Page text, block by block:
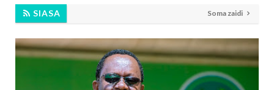
SIASA Soma zaidi